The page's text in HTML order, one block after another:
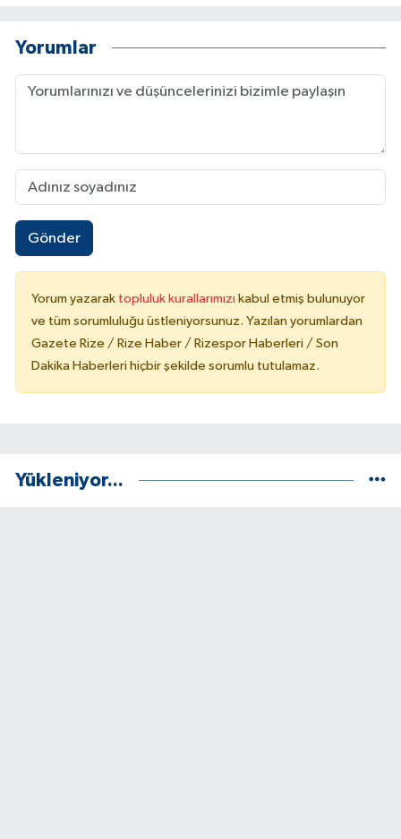
Yorumlar
Gönder
Yorum yazarak topluluk kurallarımızı kabul etmiş bulunuyor
ve tüm sorumluluğu üstleniyorsunuz. Yazılan yorumlardan
Gazete Rize / Rize Haber / Rizespor Haberleri / Son
Dakika Haberleri hiçbir şekilde sorumlu tutulamaz.
Yükleniyor...